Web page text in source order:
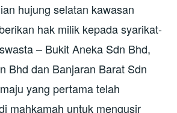
hujung selatan kawasan
hak milik kepada syarikat-
– Bukit Aneka Sdn Bhd,
Bhd dan Banjaran Barat Sdn
yang pertama telah
mahkamah untuk mengusir